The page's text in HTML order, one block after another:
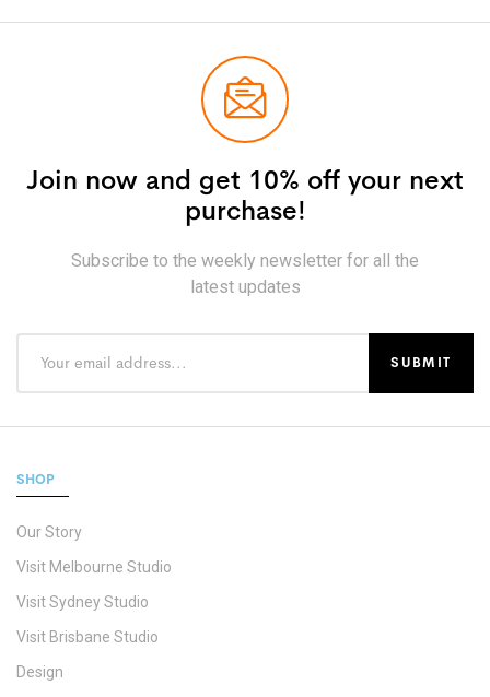
Join now and get 10% off your next
purchase!
Subscribe to the weekly newsletter for all the
latest updates
SHOP
Our Story
Visit Melbourne Studio
Visit Sydney Studio
Visit Brisbane Studio
Design